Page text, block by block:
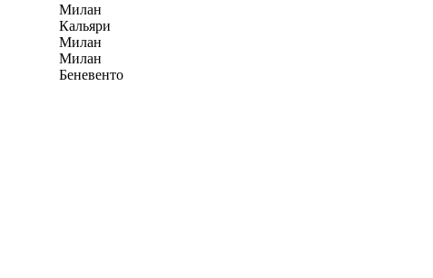
Милан
Кальяри
Милан
Милан
Беневенто